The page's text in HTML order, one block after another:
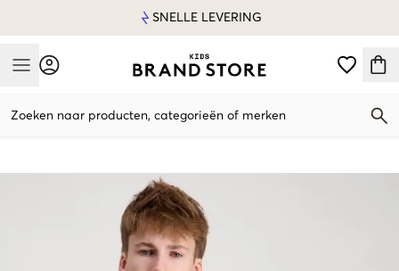
SNELLE LEVERING
Mobile Menu
Zoeken naar producten, categorieën of merken